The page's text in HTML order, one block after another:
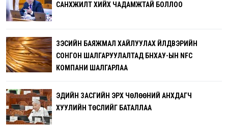
САНХҮҮЖИЛТ ХИЙХ ЧАДАМЖТАЙ БОЛЛОО
ЗЭСИЙН БАЯЖМАЛ ХАЙЛУУЛАХ ҮЙЛДВЭРИЙН
СОНГОН ШАЛГАРУУЛАЛТАД БНХАУ-ЫН NFC
КОМПАНИ ШАЛГАРЛАА
ЭДИЙН ЗАСГИЙН ЭРХ ЧӨЛӨӨНИЙ АНХДАГЧ
ХУУЛИЙН ТӨСЛИЙГ БАТАЛЛАА